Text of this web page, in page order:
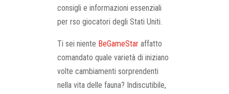
consigli e informazioni essenziali
per rso giocatori degli Stati Uniti.
Ti sei niente BeGameStar affatto
comandato quale varietà di iniziano
volte cambiamenti sorprendenti
nella vita delle fauna? Indiscutibile,